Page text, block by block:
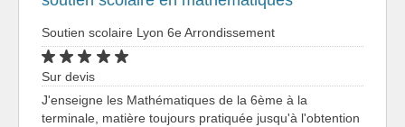
Soutien scolaire Lyon 6e Arrondissement
Sur devis
J'enseigne les Mathématiques de la 6ème à la
terminale, matière toujours pratiquée jusqu'à l'obtention